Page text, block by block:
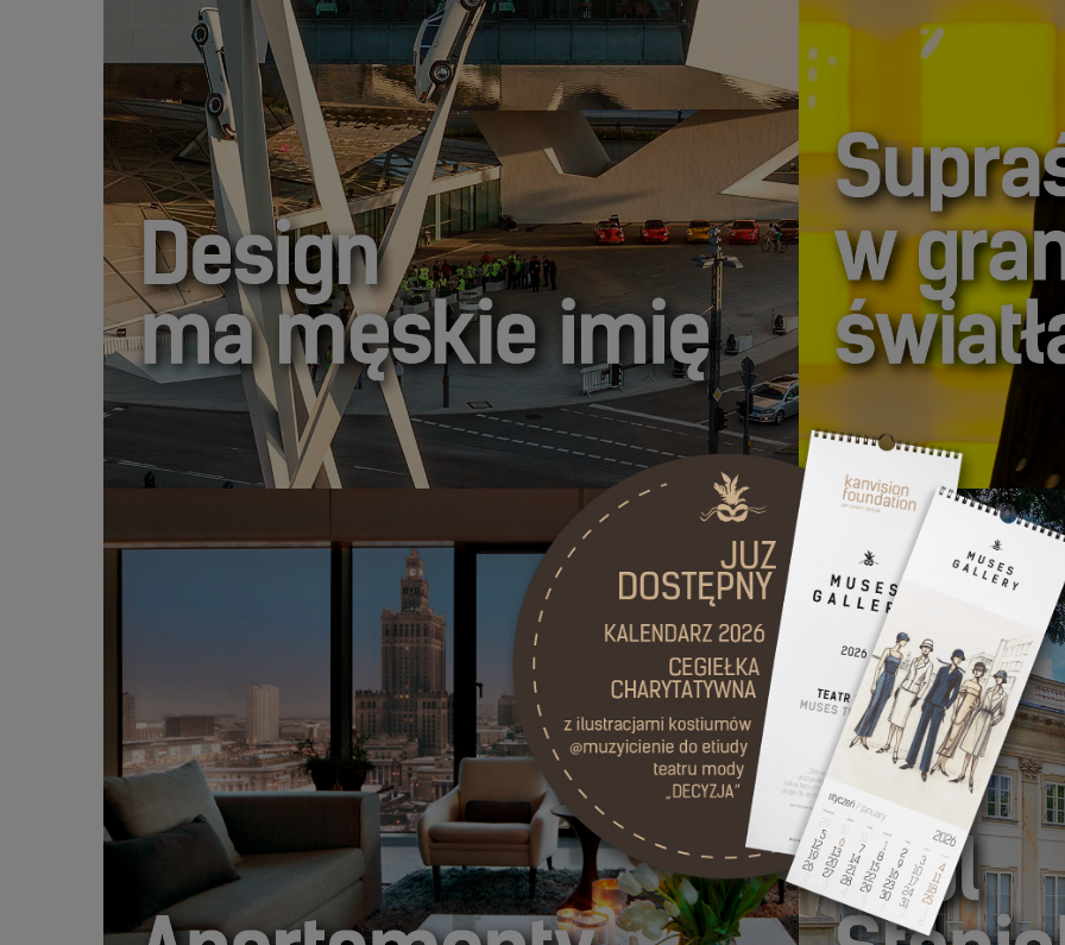
DESIGN MA MĘSKIE IMIĘ SUPRAŚL W